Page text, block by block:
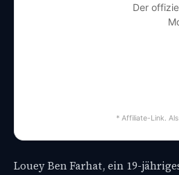
Der
* Affiliate-Link.
Louey Ben Farhat, ein 19-